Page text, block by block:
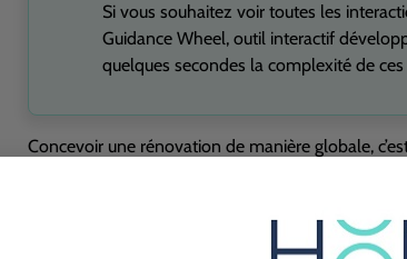
Si vous souhaitez voir toutes les
Guidance Wheel, outil interactif
quelques secondes la complexité de
Concevoir une rénovation de manière globale,
possible de trouver de nombreuses astuces qui
Au niveau de la préparation du chantier, la